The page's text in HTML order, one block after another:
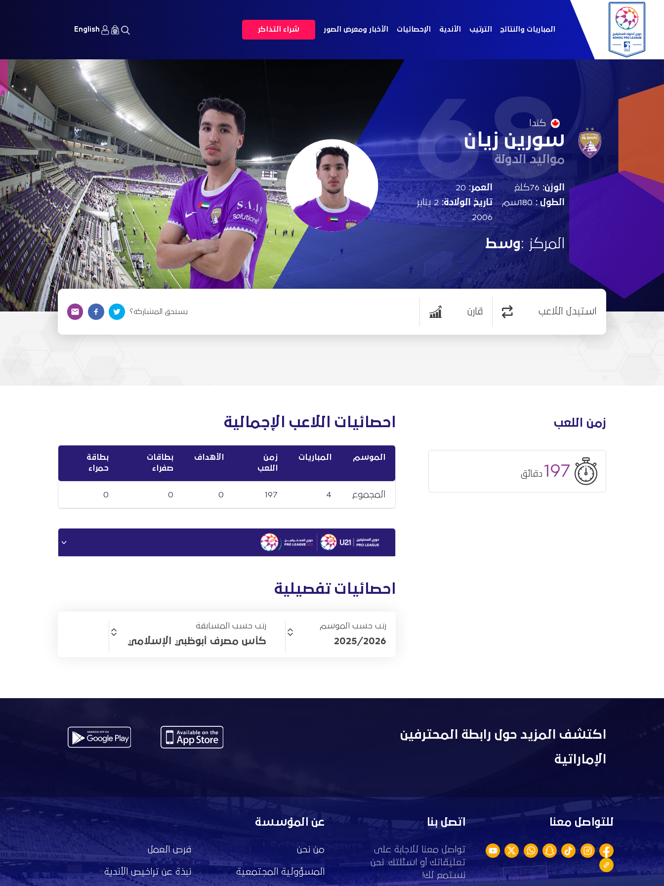
المباريات والنتائج الترتيب الأندية الإحصائيات الأخبار ومعرض الصور شراء التذاكر English
68
كندا
سورين زيان
مواليد الدولة
الوزن:
الطول :180سم
العمر: 20
تاريخ الولادة:
2 يناير
2006
المركز :وسط
استبدل اللاعب قارن يستحق المشاركة؟
زمن اللعب
197 دقائق
احصائيات اللاعب الإجمالية
الموسم المباريات
زمن
اللعب
الأهداف
بطاقات
صفراء
بطاقة
حمراء
المجموع 4
197
0
0
0
احصائيات تفصيلية
رتب حسب الموسم
2025/2026
رتب حسب المسابقة
كأس مصرف أبوظبي الإسلامي
اكتشف المزيد حول رابطة المحترفين
الإماراتية
للتواصل معنا اتصل بنا
تواصل معنا للاجابة على
تعليقاتك أو اسئلتك. نحن
نستمع لك!
عن المؤسسة
من نحن فرص العمل
المسؤولية المجتمعية نبذة عن تراخيص الأندية